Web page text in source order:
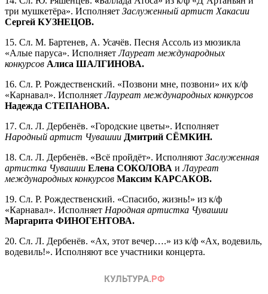
три мушкетёра». Исполняет Заслуженный артист Хакасии
Сергей КУЗНЕЦОВ.
15. Сл. М. Бартенев, А. Усачёв. Песня Ассоль из мюзикла
«Алые паруса». ИсполняетЛауреат международных
конкурсов Алиса ШАЛГИНОВА.
16. Сл. Р. Рождественский. «Позвони мне, позвони» их к/ф
«Карнавал». ИсполняетЛауреат международных конкурсов
Надежда СТЕПАНОВА.
17. Сл. Л. Дербенёв. «Городские цветы». Исполняет
Народный артист Чувашии Дмитрий СЁМКИН.
18. Сл. Л. Дербенёв. «Всё пройдёт». Исполняют Заслуженная
артистка Чувашии Елена СОКОЛОВА иЛауреат
международных конкурсов Максим КАРСАКОВ.
19. Сл. Р. Рождественский. «Спасибо, жизнь!» из к/ф
«Карнавал». Исполняет Народная артистка Чувашии
Маргарита ФИНОГЕНТОВА.
20. Сл. Л. Дербенёв. «Ах, этот вечер….» из к/ф «Ах, водевиль,
водевиль!». Исполняют все участники концерта.